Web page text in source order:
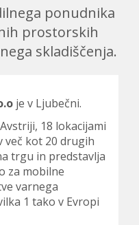
ponudnika
prostorskih
skladiščenja.
je v Ljubečni.
18 lokacijami
več kot 20 drugih
trgu in predstavlja
za mobilne
varnega
1 tako v Evropi